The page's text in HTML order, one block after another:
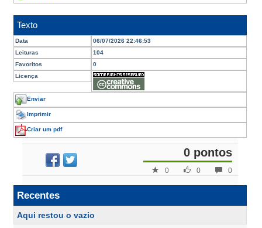
Texto
Data
06/07/2026 22:46:53
Leituras
104
Favoritos
0
Licença
Enviar
Imprimir
Criar um pdf
0 pontos
0
0
0
Recentes
Aqui restou o vazio